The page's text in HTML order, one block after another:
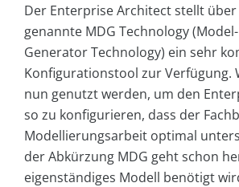
Der Enterprise Architect stellt über
genannte MDG Technology
Generator Technology) ein sehr
Konfigurationstool zur Verfügung.
nun genutzt werden, um den
so zu konfigurieren, dass der
Modellierungsarbeit optimal
der Abkürzung MDG geht schon
eigenständiges Modell benötigt